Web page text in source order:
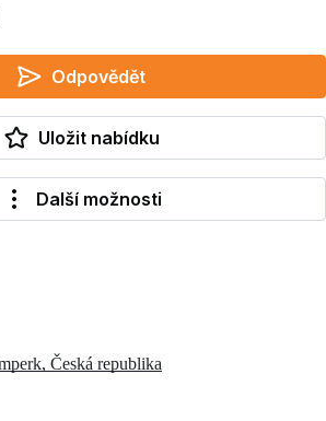
Odpovědět
Uložit nabídku
Další možnosti
Česká republika